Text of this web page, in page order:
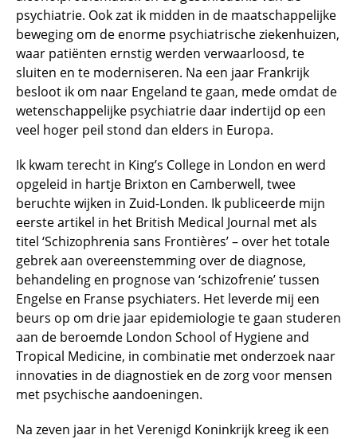
psychiatrie. Ook zat ik midden in de maatschappelijke
beweging om de enorme psychiatrische ziekenhuizen,
waar patiënten ernstig werden verwaarloosd, te
sluiten en te moderniseren. Na een jaar Frankrijk
besloot ik om naar Engeland te gaan, mede omdat de
wetenschappelijke psychiatrie daar indertijd op een
veel hoger peil stond dan elders in Europa.
Ik kwam terecht in King’s College in London en werd
opgeleid in hartje Brixton en Camberwell, twee
beruchte wijken in Zuid-Londen. Ik publiceerde mijn
eerste artikel in het British Medical Journal met als
titel ‘Schizophrenia sans Frontières’ – over het totale
gebrek aan overeenstemming over de diagnose,
behandeling en prognose van ‘schizofrenie’ tussen
Engelse en Franse psychiaters. Het leverde mij een
beurs op om drie jaar epidemiologie te gaan studeren
aan de beroemde London School of Hygiene and
Tropical Medicine, in combinatie met onderzoek naar
innovaties in de diagnostiek en de zorg voor mensen
met psychische aandoeningen.
Na zeven jaar in het Verenigd Koninkrijk kreeg ik een